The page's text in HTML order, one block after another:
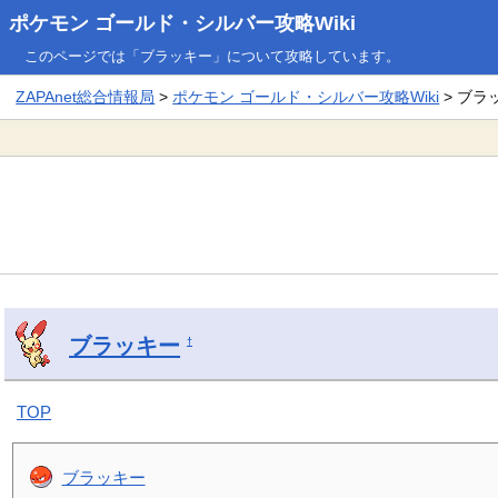
ポケモン ゴールド・シルバー攻略Wiki
このページでは「ブラッキー」について攻略しています。
ZAPAnet総合情報局 >ポケモン ゴールド・シルバー攻略Wiki > ブラ
ブラッキー †
TOP
ブラッキー